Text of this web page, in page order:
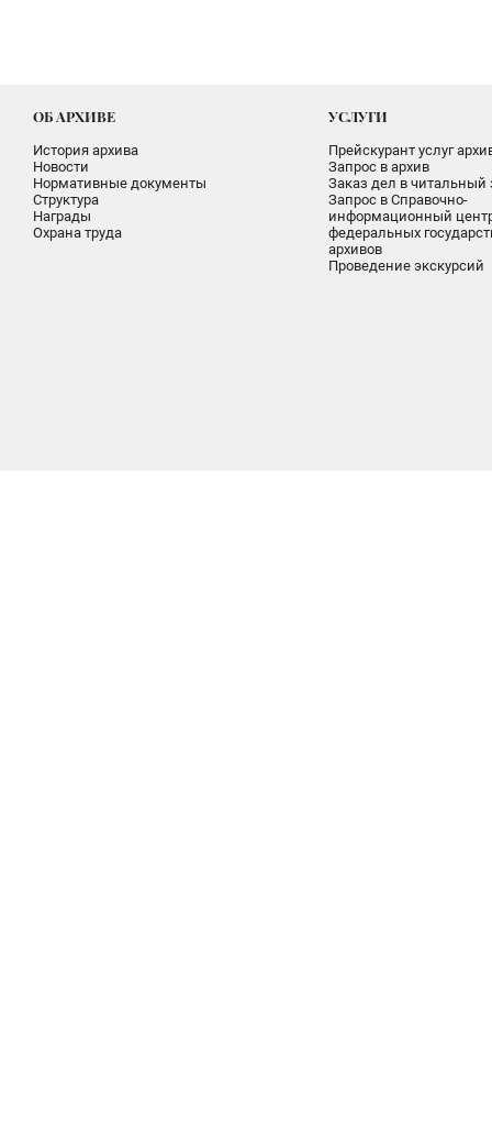
ОБ АРХИВЕ
История архива
Новости
Нормативные документы
Структура
Награды
Охрана труда
УСЛУГИ
Прейскурант услуг
Запрос в архив
Заказ дел в читальный
Запрос в Справочно-
информационный
федеральных
архивов
Проведение экскурсий